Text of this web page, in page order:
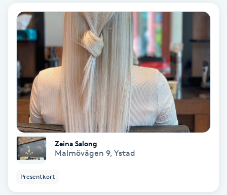
Bottenfärg
Brynformning
Brynfärgning
Brynplockning
Bröllopsuppsättning
Celluliter
Zeina Salong
Malmövägen 9, Ystad
Presentkort